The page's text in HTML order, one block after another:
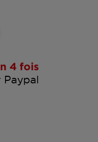
4 fois
Paypal